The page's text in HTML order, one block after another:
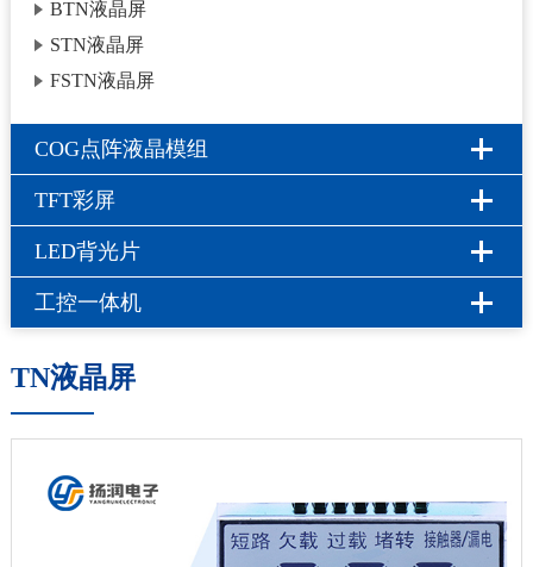
BTN液晶屏
STN液晶屏
FSTN液晶屏
COG点阵液晶模组
TFT彩屏
LED背光片
工控一体机
TN液晶屏